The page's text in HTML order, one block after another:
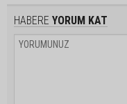
HABERE YORUM KAT